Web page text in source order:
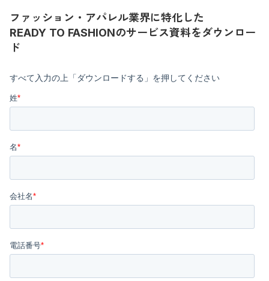
ファッション・アパレル業界に特化した
READY TO FASHIONのサービス資料をダウンロー
ド